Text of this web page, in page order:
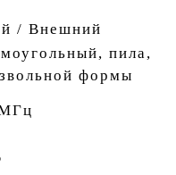
/ Внешний
пила,
формы